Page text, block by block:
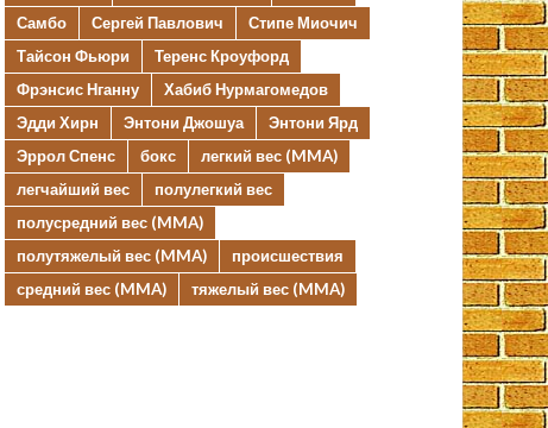
Самбо
Сергей Павлович
Стипе Миочич
Тайсон Фьюри
Теренс Кроуфорд
Фрэнсис Нганну
Хабиб Нурмагомедов
Эдди Хирн
Энтони Джошуа
Энтони Ярд
Эррол Спенс
бокс
легкий вес (MMA)
легчайший вес
полулегкий вес
полусредний вес (MMA)
полутяжелый вес (MMA)
происшествия
средний вес (MMA)
тяжелый вес (MMA)